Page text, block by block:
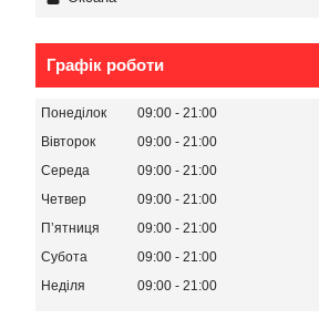
Графік роботи
Понеділок 09:00
21:00
Вівторок
09:00
21:00
Середа
09:00
21:00
Четвер
09:00
21:00
Пʼятниця
09:00
21:00
Субота
09:00
21:00
Неділя
09:00 21:00